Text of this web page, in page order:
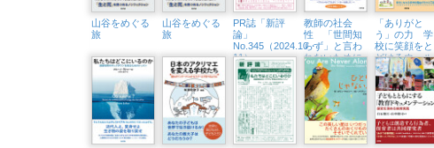
山谷をめぐる
旅
山谷をめぐる
旅
PR誌「新評
論」
No.345（2024.10・
11）
教師の社会
性 「世間知
らず」と言わ
れないために
「ありがと
う」の力 学
校に笑顔をと
どけるウェル
ビーイング日
記